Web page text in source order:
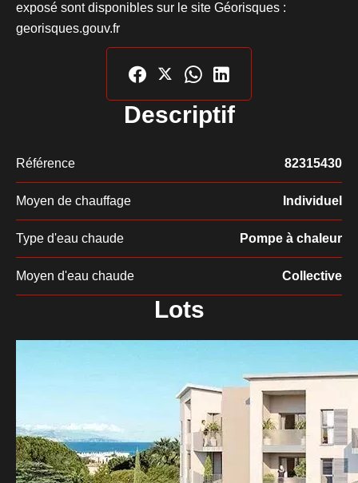
exposé sont disponibles sur le site Géorisques :
georisques.gouv.fr
Descriptif
Référence 82315430
Moyen de chauffage Individuel
Type d'eau chaude Pompe à chaleur
Moyen d'eau chaude Collective
Lots